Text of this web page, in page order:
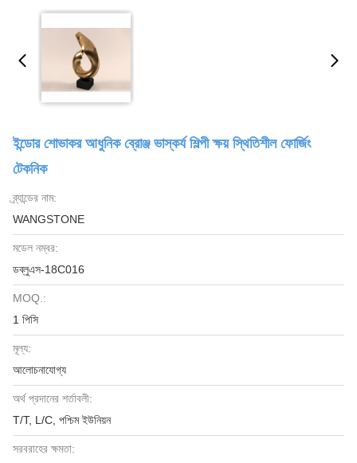
ইন্ডোর শোভাকর আধুনিক ব্রোঞ্জ ভাস্কর্য শিল্পী ক্ষয় স্থিতিশীল ফোর্জিং
টেকনিক
ব্র্যান্ডের নাম:
WANGSTONE
মডেল নম্বর:
ডব্লুএস-18C016
MOQ.:
1 পিসি
মূল্য:
আলোচনাযোগ্য
অর্থ প্রদানের শর্তাবলী:
T/T, L/C, পশ্চিম ইউনিয়ন
সরবরাহের ক্ষমতা: